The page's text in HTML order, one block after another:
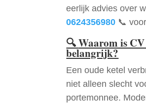
eerlijk advies over
0624356980 📞
🔍Waarom is
belangrijk?
Een oude ketel
niet alleen slecht
portemonnee.